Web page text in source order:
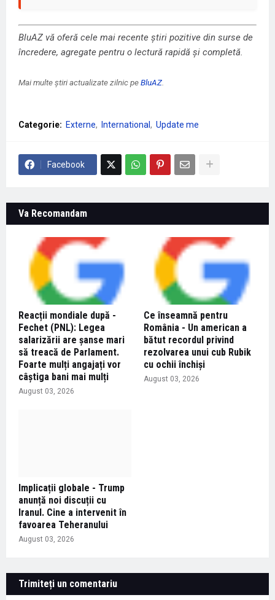
BluAZ vă oferă cele mai recente știri pozitive din surse de
încredere, agregate pentru o lectură rapidă și completă.
Mai multe știri actualizate zilnic peBluAZ.
Categorie: Externe International Update me
Facebook
Va Recomandam
Reacții mondiale după -
Fechet (PNL): Legea
salarizării are șanse mari
să treacă de Parlament.
Foarte mulți angajați vor
câștiga bani mai mulți
August 03, 2026
Ce înseamnă pentru
România - Un american a
bătut recordul privind
rezolvarea unui cub Rubik
cu ochii închiși
August 03, 2026
Implicații globale - Trump
anunță noi discuții cu
Iranul. Cine a intervenit în
favoarea Teheranului
August 03, 2026
Trimiteți un comentariu